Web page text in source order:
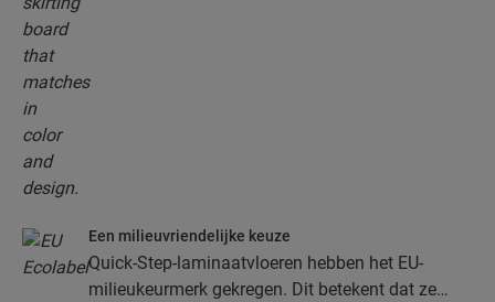
Een milieuvriendelijke keuze
Quick-Step-laminaatvloeren hebben het EU-
milieukeurmerk gekregen. Dit betekent dat ze